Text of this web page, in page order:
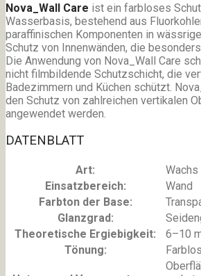
Nova_Wall Care ist ein farbloses
Wasserbasis, bestehend aus
paraffinischen Komponenten in
Schutz von Innenwänden, die
Die Anwendung von Nova_Wall Care
nicht filmbildende Schutzschicht, die
Badezimmern und Küchen schützt.
den Schutz von zahlreichen vertikalen
angewendet werden.
DATENBLATT
Art:
Wachs
Einsatzbereich:
Wand
Farbton der Base:
Glanzgrad:
Theoretische Ergiebigkeit:
6–10
Tönung: